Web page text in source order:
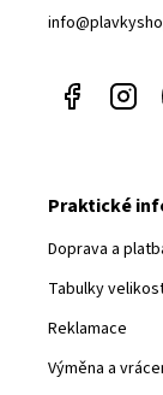
Praktické
Doprava a
Tabulky
Reklamace
Výměna a